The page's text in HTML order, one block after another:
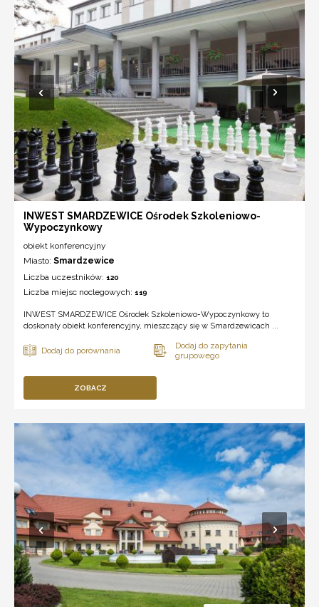
INWEST SMARDZEWICE Ośrodek Szkoleniowo-
Wypoczynkowy
obiekt konferencyjny
Miasto: Smardzewice
Liczba uczestników: 120
Liczba miejsc noclegowych: 119
INWEST SMARDZEWICE Ośrodek Szkoleniowo-Wypoczynkowy to
doskonały obiekt konferencyjny, mieszczący się w Smardzewicach ...
ZOBACZ